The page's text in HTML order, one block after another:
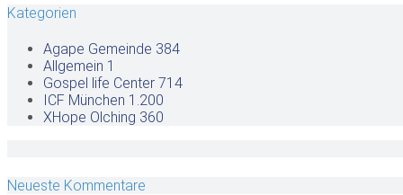
Kategorien
Agape Gemeinde 384
Allgemein 1
Gospel life Center 714
ICF München 1.200
XHope Olching 360
Neueste Kommentare